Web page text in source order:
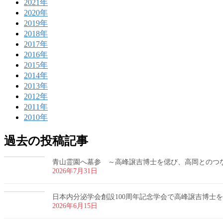
2021年
2020年
2019年
2018年
2017年
2016年
2015年
2014年
2013年
2012年
2011年
2010年
過去の投稿記事
青山霊園へ墓参 ～高峰譲吉博士を偲び、高岡とのつ
2026年7月31日
日本内分泌学会創設100周年記念学会で高峰譲吉博士
2026年6月15日